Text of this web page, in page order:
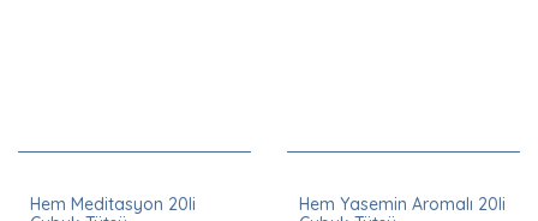
Hem Meditasyon 20li
Hem Yasemin Aromalı 20li